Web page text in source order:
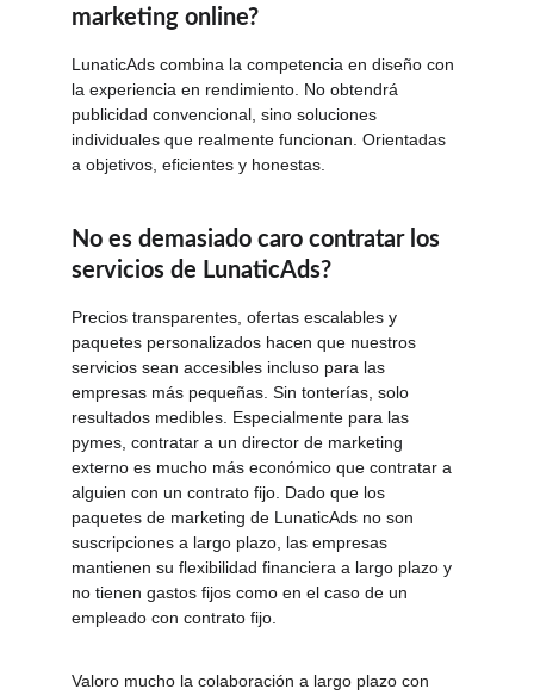
marketing online?
LunaticAds combina la competencia en diseño con
la experiencia en rendimiento. No obtendrá
publicidad convencional, sino soluciones
individuales que realmente funcionan. Orientadas
a objetivos, eficientes y honestas.
No es demasiado caro contratar los
servicios de LunaticAds?
Precios transparentes, ofertas escalables y
paquetes personalizados hacen que nuestros
servicios sean accesibles incluso para las
empresas más pequeñas. Sin tonterías, solo
resultados medibles. Especialmente para las
pymes, contratar a un director de marketing
externo es mucho más económico que contratar a
alguien con un contrato fijo. Dado que los
paquetes de marketing de LunaticAds no son
suscripciones a largo plazo, las empresas
mantienen su flexibilidad financiera a largo plazo y
no tienen gastos fijos como en el caso de un
empleado con contrato fijo.
Valoro mucho la colaboración a largo plazo con